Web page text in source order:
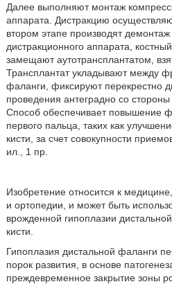
Далее выполняют монтаж
аппарата. Дистракцию
втором этапе производят
дистракционного аппарата,
замещают аутотрансплантатом,
Трансплантат укладывают между
фаланги, фиксируют перекрестно
проведения антеградно со
Способ обеспечивает повышение
первого пальца, таких как
кисти, за счет совокупности
ил., 1 пр.
Изобретение относится к
и ортопедии, и может быть
врожденной гипоплазии
кисти.
Гипоплазия дистальной фаланги
порок развития, в основе
преждевременное закрытие зоны